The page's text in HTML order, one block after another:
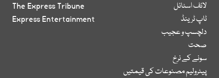
لائف اسٹائل
ٹاپ ٹرینڈ
دلچسپ و عجیب
صحت
سونے کے نرخ
پیٹرولیم مصنوعات کی قیمتیں
The Express Tribune
Express Entertainment